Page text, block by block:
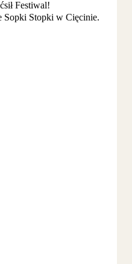
Festiwal!
Sopki Stopki w Cięcinie.